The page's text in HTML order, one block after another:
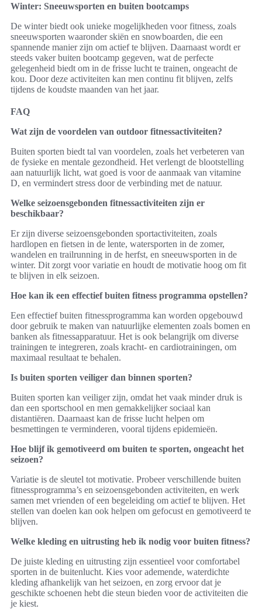
Winter: Sneeuwsporten en buiten bootcamps
De winter biedt ook unieke mogelijkheden voor fitness, zoals
sneeuwsporten waaronder skiën en snowboarden, die een
spannende manier zijn om actief te blijven. Daarnaast wordt er
steeds vaker buiten bootcamp gegeven, wat de perfecte
gelegenheid biedt om in de frisse lucht te trainen, ongeacht de
kou. Door deze activiteiten kan men continu fit blijven, zelfs
tijdens de koudste maanden van het jaar.
FAQ
Wat zijn de voordelen van outdoor fitnessactiviteiten?
Buiten sporten biedt tal van voordelen, zoals het verbeteren van
de fysieke en mentale gezondheid. Het verlengt de blootstelling
aan natuurlijk licht, wat goed is voor de aanmaak van vitamine
D, en vermindert stress door de verbinding met de natuur.
Welke seizoensgebonden fitnessactiviteiten zijn er
beschikbaar?
Er zijn diverse seizoensgebonden sportactiviteiten, zoals
hardlopen en fietsen in de lente, watersporten in de zomer,
wandelen en trailrunning in de herfst, en sneeuwsporten in de
winter. Dit zorgt voor variatie en houdt de motivatie hoog om fit
te blijven in elk seizoen.
Hoe kan ik een effectief buiten fitness programma opstellen?
Een effectief buiten fitnessprogramma kan worden opgebouwd
door gebruik te maken van natuurlijke elementen zoals bomen en
banken als fitnessapparatuur. Het is ook belangrijk om diverse
trainingen te integreren, zoals kracht- en cardiotrainingen, om
maximaal resultaat te behalen.
Is buiten sporten veiliger dan binnen sporten?
Buiten sporten kan veiliger zijn, omdat het vaak minder druk is
dan een sportschool en men gemakkelijker sociaal kan
distantiëren. Daarnaast kan de frisse lucht helpen om
besmettingen te verminderen, vooral tijdens epidemieën.
Hoe blijf ik gemotiveerd om buiten te sporten, ongeacht het
seizoen?
Variatie is de sleutel tot motivatie. Probeer verschillende buiten
fitnessprogramma’s en seizoensgebonden activiteiten, en werk
samen met vrienden of een begeleiding om actief te blijven. Het
stellen van doelen kan ook helpen om gefocust en gemotiveerd te
blijven.
Welke kleding en uitrusting heb ik nodig voor buiten fitness?
De juiste kleding en uitrusting zijn essentieel voor comfortabel
sporten in de buitenlucht. Kies voor ademende, waterdichte
kleding afhankelijk van het seizoen, en zorg ervoor dat je
geschikte schoenen hebt die steun bieden voor de activiteiten die
je kiest.